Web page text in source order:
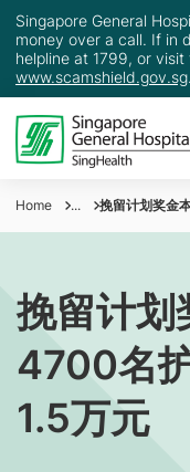
Singapore General
money over a call. If in
helpline at 1799, or
www.scamshield.gov.sg.
Home ... 挽留计划奖金
挽留计划
4700名
1.5万元